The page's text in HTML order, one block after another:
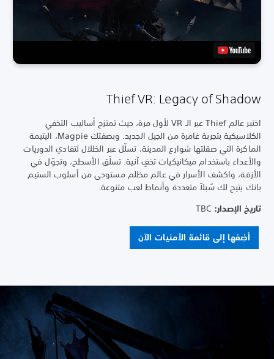
Thief VR: Legacy of Shadow
اختبر عالم Thief عبر الـ VR لأول مرة، حيث تمتزج أساليب التخفي
الكلاسيكية بتجربة غامرة من الجيل الجديد. وبصفتك Magpie، اليتيمة
الماكرة التي صقلتها شوارع المدينة، تسلّل عبر الظلال لتفادي الدوريات
والأعداء باستخدام ميكانيكيات تخفٍ آنية. تسلّق الأسطح، وتجوّل في
الأزقة، واكشف الأسرار في عالم مظلم مستوحى من أسلوب الستيم
بانك يتيح لك سُبلاً متعددة وأنماط لعب متنوعة.
تاريخ الإصدار: ‏TBC
أضِفها إلى قائمة الأمنيات الآن